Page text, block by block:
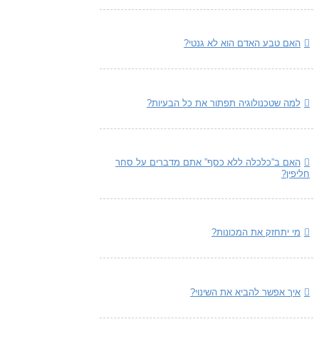
האם טבע האדם הוא לא גנטי?
למה שטכנולוגיה תפתור את כל הבעיות?
האם ב”כלכלה ללא כסף” אתם מדברים על סחר
חליפין?
מי יתחזק את המכונות?
איך אפשר להביא את השינוי?